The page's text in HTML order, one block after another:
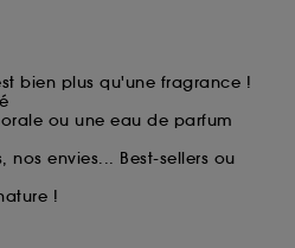
bien plus qu'une fragrance !
ou une eau de parfum
nos envies... Best-sellers ou
!